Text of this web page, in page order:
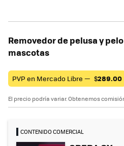
Removedor de pelusa y
mascotas
PVP en Mercado Libre — $289.00
El precio podría variar. Obtenemos
CONTENIDO COMERCIAL